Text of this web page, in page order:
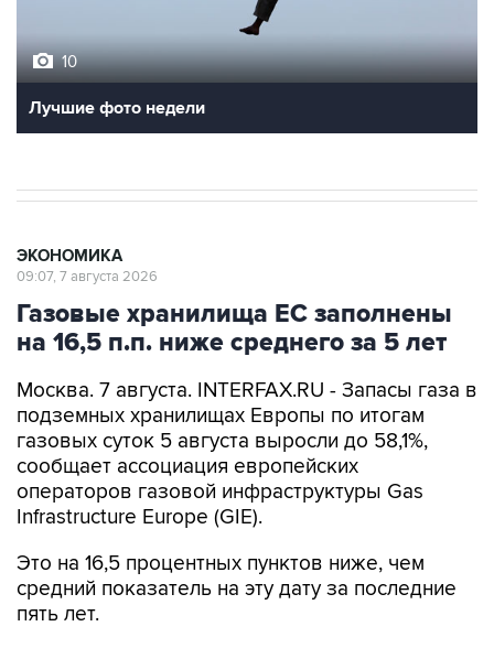
10
Лучшие фото недели
ЭКОНОМИКА
09:07, 7 августа 2026
Газовые хранилища ЕС заполнены
на 16,5 п.п. ниже среднего за 5 лет
Москва. 7 августа. INTERFAX.RU - Запасы газа в
подземных хранилищах Европы по итогам
газовых суток 5 августа выросли до 58,1%,
сообщает ассоциация европейских
операторов газовой инфраструктуры Gas
Infrastructure Europe (GIE).
Это на 16,5 процентных пунктов ниже, чем
средний показатель на эту дату за последние
пять лет.